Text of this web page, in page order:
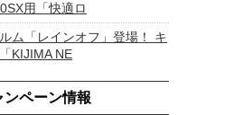
用「快適ロ
ム「レインオフ」登場！ キ
KIJIMA NE
ンペーン情報